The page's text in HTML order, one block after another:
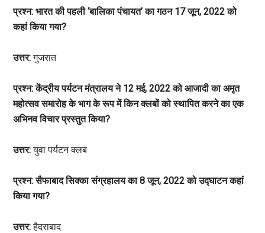
प्रश्न: भारत की पहली ‘बालिका पंचायत’ का गठन 17 जून, 2022 को
कहां किया गया?
उत्तर:गुजरात
प्रश्न: केंद्रीय पर्यटन मंत्रालय ने 12 मई, 2022 को आजादी का अमृत
महोत्सव समारोह के भाग के रूप में किन क्लबों को स्थापित करने का एक
अभिनव विचार प्रस्तुत किया?
उत्तर:युवा पर्यटन क्लब
प्रश्न: सैफाबाद सिक्का संग्रहालय का 8 जून, 2022 को उद्घाटन कहां
किया गया?
उत्तर:हैदराबाद